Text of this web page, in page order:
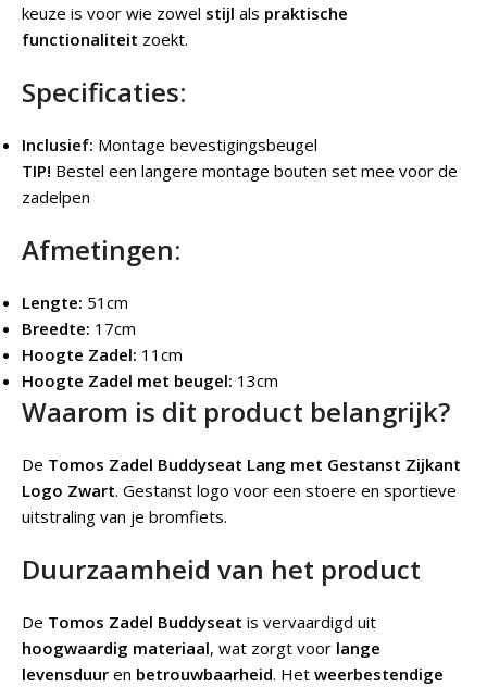
keuze is voor wie zowel stijl als praktische
functionaliteit zoekt.
Specificaties:
Inclusief: Montage bevestigingsbeugel
TIP! Bestel een langere montage bouten set mee voor de
zadelpen
Afmetingen:
Lengte: 51cm
Breedte: 17cm
Hoogte Zadel: 11cm
Hoogte Zadel met beugel: 13cm
Waarom is dit product belangrijk?
De Tomos Zadel Buddyseat Lang met Gestanst Zijkant
Logo Zwart. Gestanst logo voor een stoere en sportieve
uitstraling van je bromfiets.
Duurzaamheid van het product
De Tomos Zadel Buddyseat is vervaardigd uit
hoogwaardig materiaal, wat zorgt voor lange
levensduur en betrouwbaarheid. Het weerbestendige